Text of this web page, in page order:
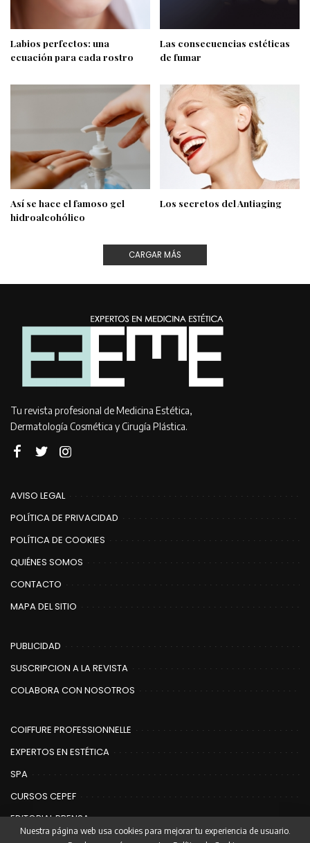
Labios perfectos: una
ecuación para cada rostro
Las consecuencias estéticas
de fumar
Así se hace el famoso gel
hidroalcohólico
Los secretos del Antiaging
CARGAR MÁS
Tu revista profesional de Medicina Estética,
Dermatología Cosmética y Cirugía Plástica.
AVISO LEGAL
POLÍTICA DE PRIVACIDAD
POLÍTICA DE COOKIES
QUIÉNES SOMOS
CONTACTO
MAPA DEL SITIO
PUBLICIDAD
SUSCRIPCION A LA REVISTA
COLABORA CON NOSOTROS
COIFFURE PROFESSIONNELLE
EXPERTOS EN ESTÉTICA
SPA
CURSOS CEPEF
EDITORIAL PRENSA
Nuestra página web usa cookies para mejorar tu experiencia de usuario.